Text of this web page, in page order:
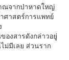
ณจากป่าหาดใหญ่
ศาสตร์การแพทย์
องสารดังกล่าวอยู่
ม่มีเลย ส่วนราก